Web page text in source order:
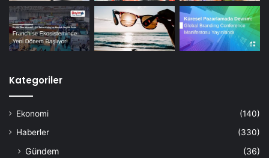
Kategoriler
Ekonomi
(140)
Haberler
(330)
Gündem
(36)